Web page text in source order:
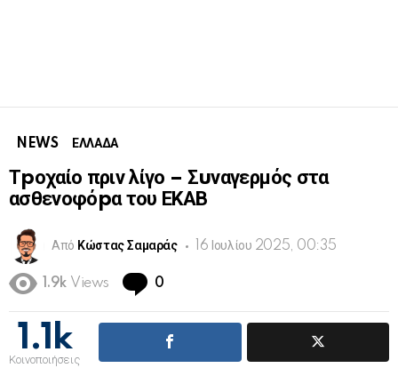
NEWS ΕΛΛΑΔΑ
Τpοχαίο πριν λίγο – Σuναγερμός στα
ασθενοφόpα του ΕΚΑΒ
Από Κώστας Σαμαράς 16 Ιουλίου 2025, 00:35
1.9k Views 0
1.1k
Κοινοποιήσεις